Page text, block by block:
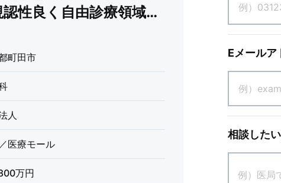
性良く自由診療領域で
町田市
人
医療モール
万円
Eメールア
相談した